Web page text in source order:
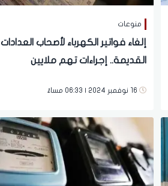
منوعات
إلغاء فواتير الكهرباء لأصحاب العدادات
القديمة.. إجراءات تهم ملايين
16 نوفمبر 2024 | 06:33 مساءً